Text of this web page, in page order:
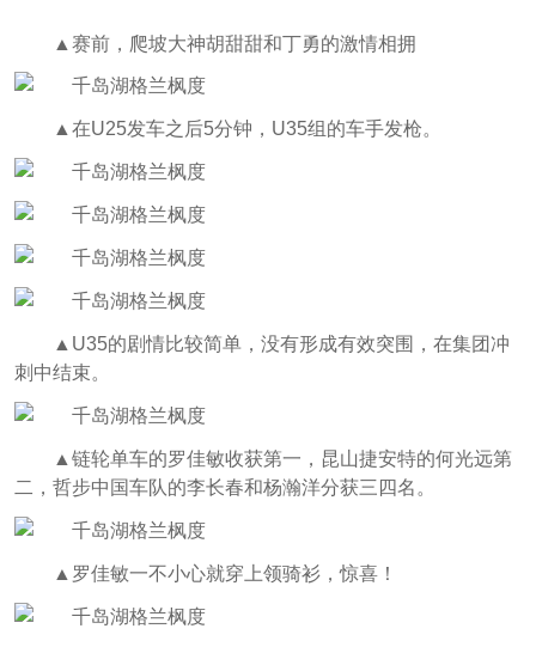
▲赛前，爬坡大神胡甜甜和丁勇的激情相拥
▲在U25发车之后5分钟，U35组的车手发枪。
▲U35的剧情比较简单，没有形成有效突围，在集团冲
刺中结束。
▲链轮单车的罗佳敏收获第一，昆山捷安特的何光远第
二，哲步中国车队的李长春和杨瀚洋分获三四名。
▲罗佳敏一不小心就穿上领骑衫，惊喜！